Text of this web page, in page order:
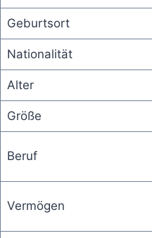
Geburtsort
Nationalität
Alter
Größe
Beruf
Vermögen